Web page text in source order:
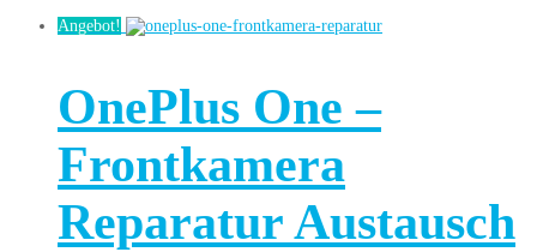
Angebot!
OnePlus One –
Frontkamera
Reparatur Austausch